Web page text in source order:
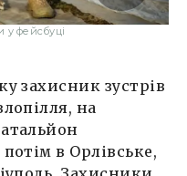
у фейсбуці
захисник зустрів
на
в Орлівське,